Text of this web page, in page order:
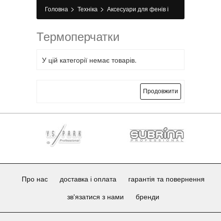
Головна > Техніка > Аксесуари для фенів і
Термоперчатки
У цій категорії немає товарів.
Продовжити
Про нас доставка і оплата гарантія та повернення
зв'язатися з нами бренди